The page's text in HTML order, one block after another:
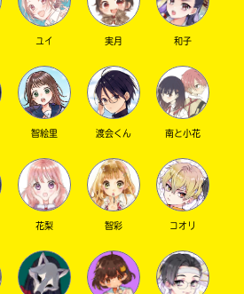
ワードから探す
シャルアカウント
ユイ 実月 和子
智絵里 渡会くん 南と小花
花梨 智彩 コオリ